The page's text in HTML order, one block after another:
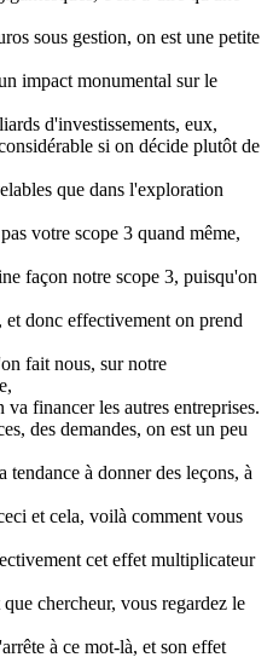
sous gestion, on est une petite
impact monumental sur le
d'investissements, eux,
si on décide plutôt de
que dans l'exploration
votre scope 3 quand même,
façon notre scope 3, puisqu'on
et donc effectivement on prend
fait nous, sur notre
financer les autres entreprises.
des demandes, on est un peu
tendance à donner des leçons, à
et cela, voilà comment vous
cet effet multiplicateur
chercheur, vous regardez le
à ce mot-là, et son effet